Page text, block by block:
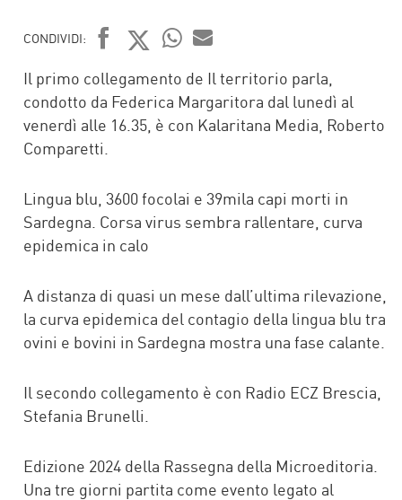
CONDIVIDI:
FACEBOOK
TWITTER
WHATSAPP
MAIL
Il primo collegamento de Il territorio parla,
condotto da Federica Margaritora dal lunedì al
venerdì alle 16.35, è con Kalaritana Media, Roberto
Comparetti.
Lingua blu, 3600 focolai e 39mila capi morti in
Sardegna. Corsa virus sembra rallentare, curva
epidemica in calo
A distanza di quasi un mese dall’ultima rilevazione,
la curva epidemica del contagio della lingua blu tra
ovini e bovini in Sardegna mostra una fase calante.
Il secondo collegamento è con Radio ECZ Brescia,
Stefania Brunelli.
Edizione 2024 della Rassegna della Microeditoria.
Una tre giorni partita come evento legato al